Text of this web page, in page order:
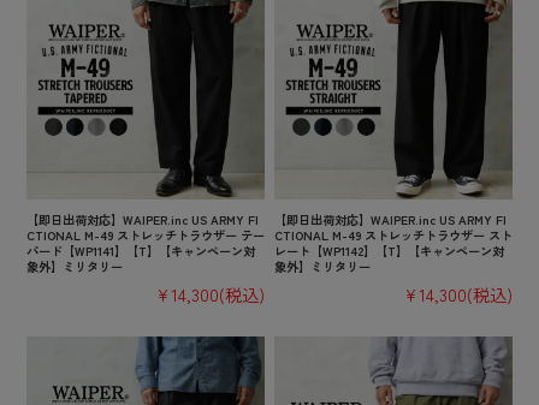
【即日出荷対応】WAIPER.inc US ARMY FI
CTIONAL M-49 ストレッチトラウザー テー
パード【WP1141】【T】【キャンペーン対
象外】ミリタリー
¥14,300(税込)
【即日出荷対応】WAIPER.inc US ARMY FI
CTIONAL M-49 ストレッチトラウザー スト
レート【WP1142】【T】【キャンペーン対
象外】ミリタリー
¥14,300(税込)